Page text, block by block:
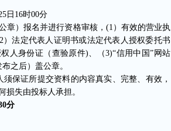
日16时00分
）报名并进行资格审核，(1）有效的营业执
法定代表人证明书或法定代表人授权委托书
人身份证（查验原件)、（3)“信用中国”网站
之后）盖公章。
证所提交资料的内容真实、完整、有效，
损失由投标人承担。
分